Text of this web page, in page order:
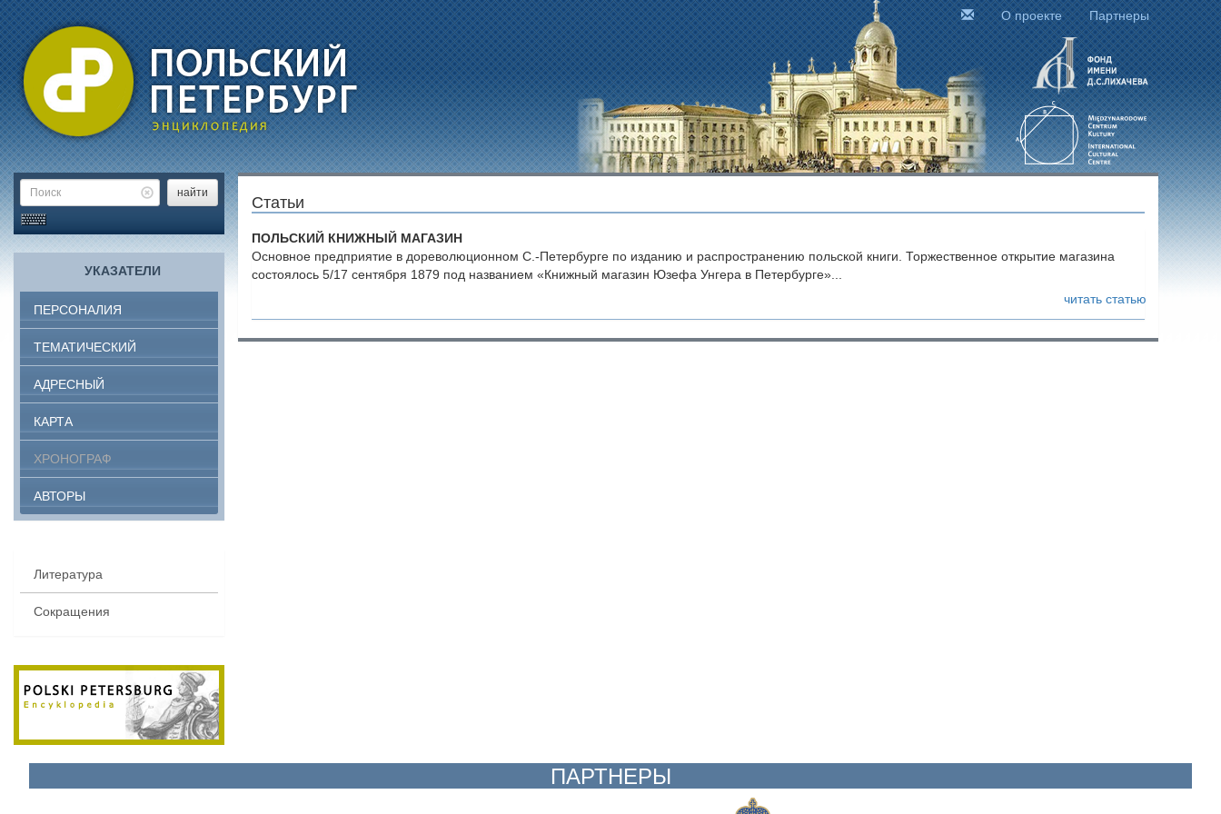
О проекте Партнеры
найти
УКАЗАТЕЛИ
ПЕРСОНАЛИЯ
ТЕМАТИЧЕСКИЙ
АДРЕСНЫЙ
КАРТА
ХРОНОГРАФ
АВТОРЫ
Литература
Сокращения
Статьи
ПОЛЬСКИЙ КНИЖНЫЙ МАГАЗИН
Основное предприятие в дореволюционном С.-Петербурге по изданию и распространению польской книги. Торжественное открытие магазина
состоялось 5/17 сентября 1879 под названием «Книжный магазин Юзефа Унгера в Петербурге»...
читать статью
ПАРТНЕРЫ